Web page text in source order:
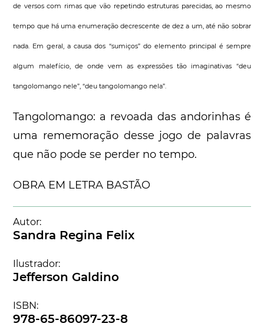
de versos com rimas que vão repetindo estruturas parecidas, ao mesmo
tempo que há uma enumeração decrescente de dez a um, até não sobrar
nada. Em geral, a causa dos “sumiços” do elemento principal é sempre
algum malefício, de onde vem as expressões tão imaginativas “deu
tangolomango nele”, “deu tangolomango nela”.
Tangolomango: a revoada das andorinhas é
uma rememoração desse jogo de palavras
que não pode se perder no tempo.
OBRA EM LETRA BASTÃO
Autor:
Sandra Regina Felix
Ilustrador:
Jefferson Galdino
ISBN:
978-65-86097-23-8